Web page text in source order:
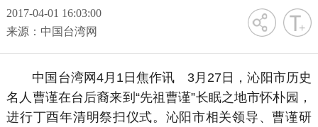
2017-04-01 16:03:00
来源：中国台湾网
字号
中国台湾网4月1日焦作讯 3月27日，沁阳市历史
名人曹谨在台后裔来到“先祖曹谨”长眠之地市怀朴园，
进行丁酉年清明祭扫仪式。沁阳市相关领导、曹谨研